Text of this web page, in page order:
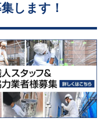
します！